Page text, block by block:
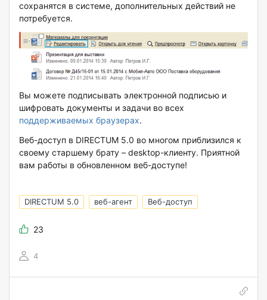
сохранятся в системе, дополнительных действий не
потребуется.
Вы можете подписывать электронной подписью и
шифровать документы и задачи во всех
поддерживаемых браузерах.
Веб-доступ в DIRECTUM 5.0 во многом приблизился к
своему старшему брату – desktop-клиенту. Приятной
вам работы в обновленном веб-доступе!
DIRECTUM 5.0 веб-агент Веб-доступ
23
4